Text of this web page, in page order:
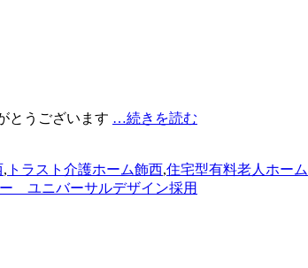
とうございます …続きを読む
, トラスト介護ホーム飾西,住宅型有料老人ホーム
ユニバーサルデザイン採用